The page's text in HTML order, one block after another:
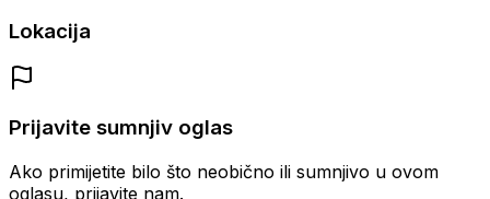
Lokacija
Prijavite sumnjiv oglas
Ako primijetite bilo što neobično ili sumnjivo u ovom
oglasu, prijavite nam.